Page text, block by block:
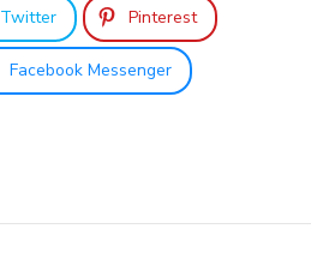
Twitter Pinterest
Facebook Messenger